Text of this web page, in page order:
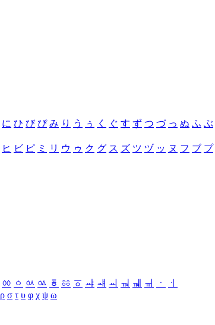
に ひ び ぴ み り う ぅ く ぐ す ず つ づ っ ぬ ふ ぶ
ヒ ビ ピ ミ リ ウ ゥ ク グ ス ズ ツ ヅ ッ ヌ フ ブ プ
ㆀ ㆁ ㆂ ㆃ ㆄ ㆅ ㆆ ㆇ ㆈ ㆉ ㆊ ㆋ ㆌ ㆍ
ㆎ
ρ σ τ υ φ χ ψ ω